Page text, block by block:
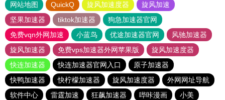
网站地图 QuickQ 旋风加速度器
旋风加速
坚果加速器
tiktok加速器
狗急加速器官网
免费vqn外网加速
小蓝鸟 优途加速器官网
风驰加速器
旋风加速器
免费vps加速器外网苹果版
旋风加速度器
快连加速器
快连加速器官网入口
原子加速器
快鸭加速器
快柠檬加速器 旋风加速度器
外网网址导航
软件中心
雷霆加速 狂飙加速器 哔咔漫画
小美